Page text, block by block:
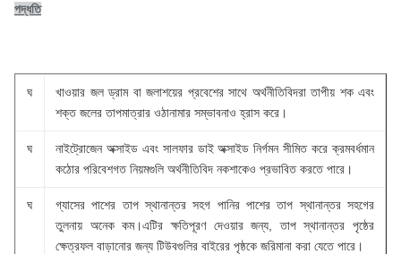
পদ্ধতি
ঘ
খাওয়ার জল ড্রাম বা জলাশয়ের প্রবেশের সাথে অর্থনীতিবিদরা তাপীয় শক এবং
শক্ত জলের তাপমাত্রার ওঠানামার সম্ভাবনাও হ্রাস করে।
ঘ
নাইট্রোজেন অক্সাইড এবং সালফার ডাই অক্সাইড নির্গমন সীমিত করে ক্রমবর্ধমান
কঠোর পরিবেশগত নিয়মগুলি অর্থনীতিবিদ নকশাকেও প্রভাবিত করতে পারে।
ঘ
গ্যাসের পাশের তাপ স্থানান্তর সহগ পানির পাশের তাপ স্থানান্তর সহগের
তুলনায় অনেক কম।এটির ক্ষতিপূরণ দেওয়ার জন্য, তাপ স্থানান্তর পৃষ্ঠের
ক্ষেত্রফল বাড়ানোর জন্য টিউবগুলির বাইরের পৃষ্ঠকে জরিমানা করা যেতে পারে।